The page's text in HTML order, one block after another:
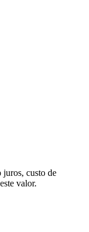
juros, custo de
valor.